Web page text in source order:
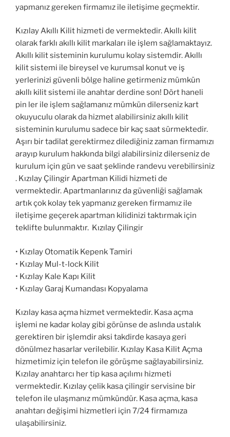
yapmanız gereken firmamız ile iletişime geçmektir.
Kızılay Akıllı Kilit hizmeti de vermektedir. Akıllı kilit
olarak farklı akıllı kilit markaları ile işlem sağlamaktayız.
Akıllı kilit sisteminin kurulumu kolay sistemdir. Akıllı
kilit sistemi ile bireysel ve kurumsal konut ve iş
yerlerinizi güvenli bölge haline getirmeniz mümkün
akıllı kilit sistemi ile anahtar derdine son! Dört haneli
pin ler ile işlem sağlamanız mümkün dilerseniz kart
okuyuculu olarak da hizmet alabilirsiniz akıllı kilit
sisteminin kurulumu sadece bir kaç saat sürmektedir.
Aşırı bir tadilat gerektirmez dilediğiniz zaman firmamızı
arayıp kurulum hakkında bilgi alabilirsiniz dilerseniz de
kurulum için gün ve saat şeklinde randevu verebilirsiniz
. Kızılay Çilingir Apartman Kilidi hizmeti de
vermektedir. Apartmanlarınız da güvenliği sağlamak
artık çok kolay tek yapmanız gereken firmamız ile
iletişime geçerek apartman kilidinizi taktırmak için
teklifte bulunmaktır. Kızılay Çilingir
• Kızılay Otomatik Kepenk Tamiri
• Kızılay Mul-t-lock Kilit
• Kızılay Kale Kapı Kilit
• Kızılay Garaj Kumandası Kopyalama
Kızılay kasa açma hizmet vermektedir. Kasa açma
işlemi ne kadar kolay gibi görünse de aslında ustalık
gerektiren bir işlemdir aksi takdirde kasaya geri
dönülmez hasarlar verilebilir. Kızılay Kasa Kilit Açma
hizmetimiz için telefon ile görüşme sağlayabilirsiniz.
Kızılay anahtarcı her tip kasa açılımı hizmeti
vermektedir. Kızılay çelik kasa çilingir servisine bir
telefon ile ulaşmanız mümkündür. Kasa açma, kasa
anahtarı değişimi hizmetleri için 7/24 firmamıza
ulaşabilirsiniz.